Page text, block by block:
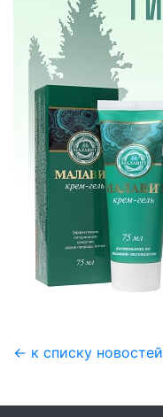
← к списку новостей